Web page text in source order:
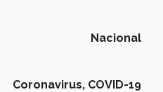
Nacional
Coronavirus, COVID-19